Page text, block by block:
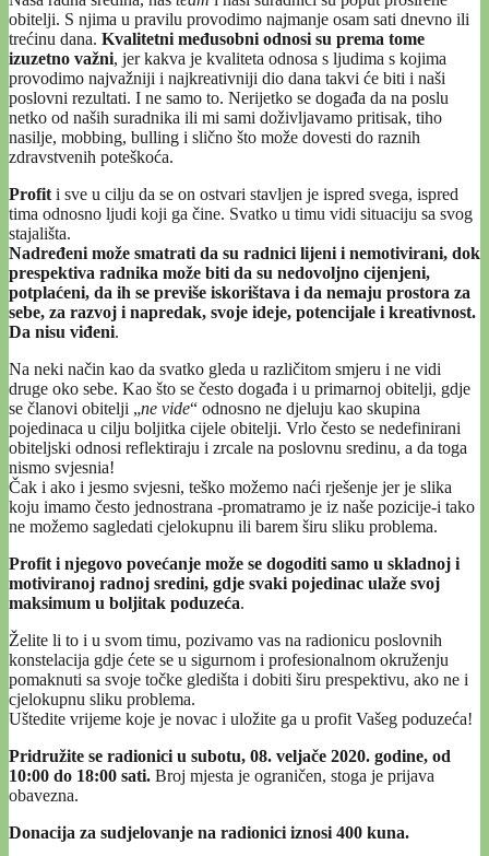
obitelji. S njima u pravilu provodimo najmanje osam sati dnevno ili
trećinu dana. Kvalitetni međusobni odnosi su prema tome
izuzetno važni, jer kakva je kvaliteta odnosa s ljudima s kojima
provodimo najvažniji i najkreativniji dio dana takvi će biti i naši
poslovni rezultati. I ne samo to. Nerijetko se događa da na poslu
netko od naših suradnika ili mi sami doživljavamo pritisak, tiho
nasilje, mobbing, bulling i slično što može dovesti do raznih
zdravstvenih poteškoća.
Profit i sve u cilju da se on ostvari stavljen je ispred svega, ispred
tima odnosno ljudi koji ga čine. Svatko u timu vidi situaciju sa svog
stajališta.
Nadređeni može smatrati da su radnici lijeni i nemotivirani, dok
prespektiva radnika može biti da su nedovoljno cijenjeni,
potplaćeni, da ih se previše iskorištava i da nemaju prostora za
sebe, za razvoj i napredak, svoje ideje, potencijale i kreativnost.
Da nisu viđeni.
Na neki način kao da svatko gleda u različitom smjeru i ne vidi
druge oko sebe. Kao što se često događa i u primarnoj obitelji, gdje
se članovi obitelji „ne vide“ odnosno ne djeluju kao skupina
pojedinaca u cilju boljitka cijele obitelji. Vrlo često se nedefinirani
obiteljski odnosi reflektiraju i zrcale na poslovnu sredinu, a da toga
nismo svjesnia!
Čak i ako i jesmo svjesni, teško možemo naći rješenje jer je slika
koju imamo često jednostrana -promatramo je iz naše pozicije-i tako
ne možemo sagledati cjelokupnu ili barem širu sliku problema.
Profit i njegovo povećanje može se dogoditi samo u skladnoj i
motiviranoj radnoj sredini, gdje svaki pojedinac ulaže svoj
maksimum u boljitak poduzeća.
Želite li to i u svom timu, pozivamo vas na radionicu poslovnih
konstelacija gdje ćete se u sigurnom i profesionalnom okruženju
pomaknuti sa svoje točke gledišta i dobiti širu prespektivu, ako ne i
cjelokupnu sliku problema.
Uštedite vrijeme koje je novac i uložite ga u profit Vašeg poduzeća!
Pridružite se radionici u subotu, 08. veljače 2020. godine, od
10:00 do 18:00 sati. Broj mjesta je ograničen, stoga je prijava
obavezna.
Donacija za sudjelovanje na radionici iznosi 400 kuna.